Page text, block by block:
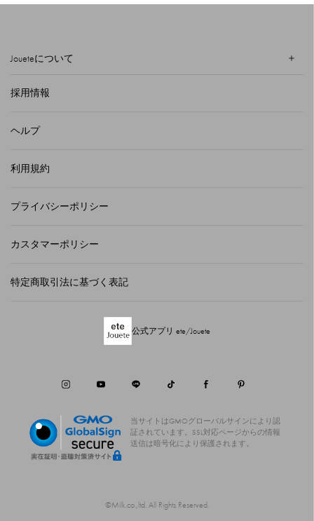
Joueteについて
採用情報
ヘルプ
利用規約
プライバシーポリシー
カスタマーポリシー
特定商取引法に基づく表記
公式アプリ ete/Jouete
当サイトはGMOグローバルサインにより認
証されています。
SSL対応ページからの情報
送信は暗号化により保護されます。
©Milk.co.,ltd. All Rights Reserved.